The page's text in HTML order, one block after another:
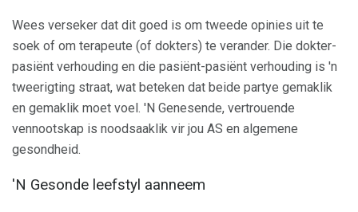
Wees verseker dat dit goed is om tweede opinies uit te
soek of om terapeute (of dokters) te verander. Die dokter-
pasiënt verhouding en die pasiënt-pasiënt verhouding is 'n
tweerigting straat, wat beteken dat beide partye gemaklik
en gemaklik moet voel. 'N Genesende, vertrouende
vennootskap is noodsaaklik vir jou AS en algemene
gesondheid.
'N Gesonde leefstyl aanneem